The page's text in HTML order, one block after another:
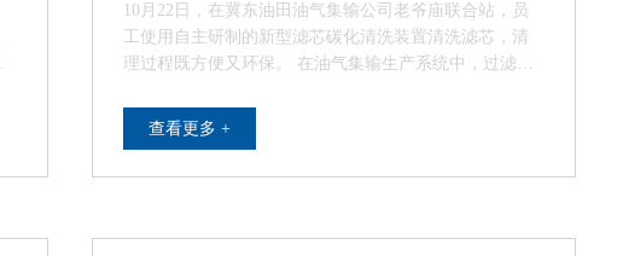
10月22日，在冀东油田油气集输公司老爷庙联合站，员
工使用自主研制的新型滤芯碳化清洗装置清洗滤芯，清
理过程既方便又环保。 在油气集输生产系统中，过滤器
查看更多 +